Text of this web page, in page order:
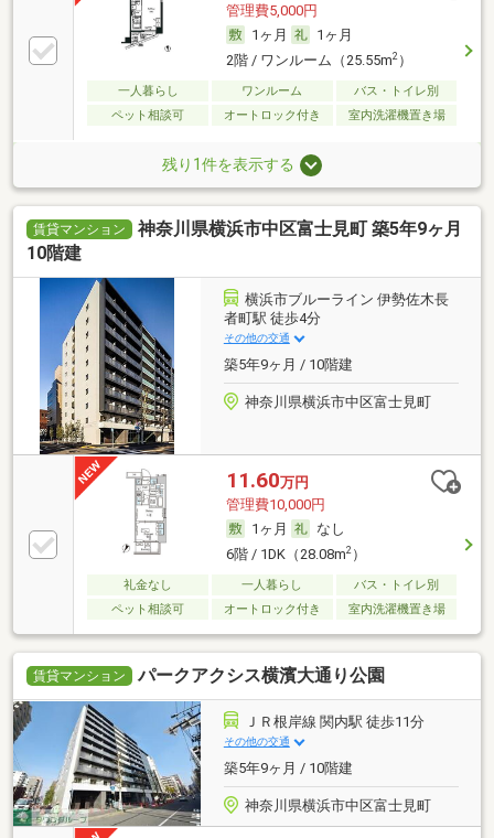
管理費5,000円
1ヶ月
1ヶ月
2階 / ワンルーム（25.55m2）
一人暮らし ワンルーム
バス・トイレ別
ペット相談可
オートロック付き 室内洗濯機置き場
残り1件を表示する
賃貸マンション
神奈川県横浜市中区富士見町 築5年9ヶ月
10階建
横浜市ブルーライン 伊勢佐木長
者町駅 徒歩4分
その他の交通
築5年9ヶ月 / 10階建
神奈川県横浜市中区富士見町
11.60万円
管理費10,000円
1ヶ月
なし
6階 / 1DK（28.08m2）
礼金なし 一人暮らし
バス・トイレ別
ペット相談可
オートロック付き 室内洗濯機置き場
賃貸マンション パークアクシス横濱大通り公園
ＪＲ根岸線 関内駅 徒歩11分
その他の交通
築5年9ヶ月 / 10階建
神奈川県横浜市中区富士見町